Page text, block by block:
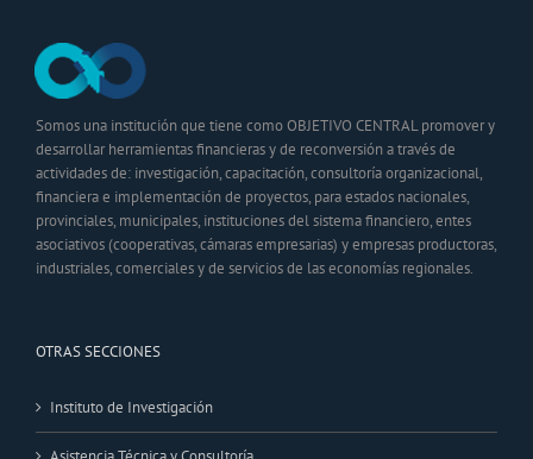
Somos una institución que tiene como OBJETIVO CENTRAL promover y
desarrollar herramientas financieras y de reconversión a través de
actividades de: investigación, capacitación, consultoría organizacional,
financiera e implementación de proyectos, para estados nacionales,
provinciales, municipales, instituciones del sistema financiero, entes
asociativos (cooperativas, cámaras empresarias) y empresas productoras,
industriales, comerciales y de servicios de las economías regionales.
OTRAS SECCIONES
Instituto de Investigación